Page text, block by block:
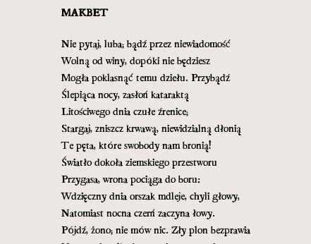
MAKBET
Nie pytaj, luba; bądź przez niewiadomość
Wolną od winy, dopóki nie będziesz
Mogła poklasnąć temu dziełu. Przybądź
Ślepiąca nocy, zasłoń kataraktą
Litościwego dnia czułe źrenice;
Stargaj, zniszcz krwawą, niewidzialną dłonią
Te pęta, które swobody nam bronią!
Światło dokoła ziemskiego przestworu
Przygasa, wrona pociąga do boru:
Wdzięczny dnia orszak mdleje, chyli głowy,
Natomiast nocna czerń zaczyna łowy.
Pójdź, żono; nie mów nic. Zły plon bezprawia